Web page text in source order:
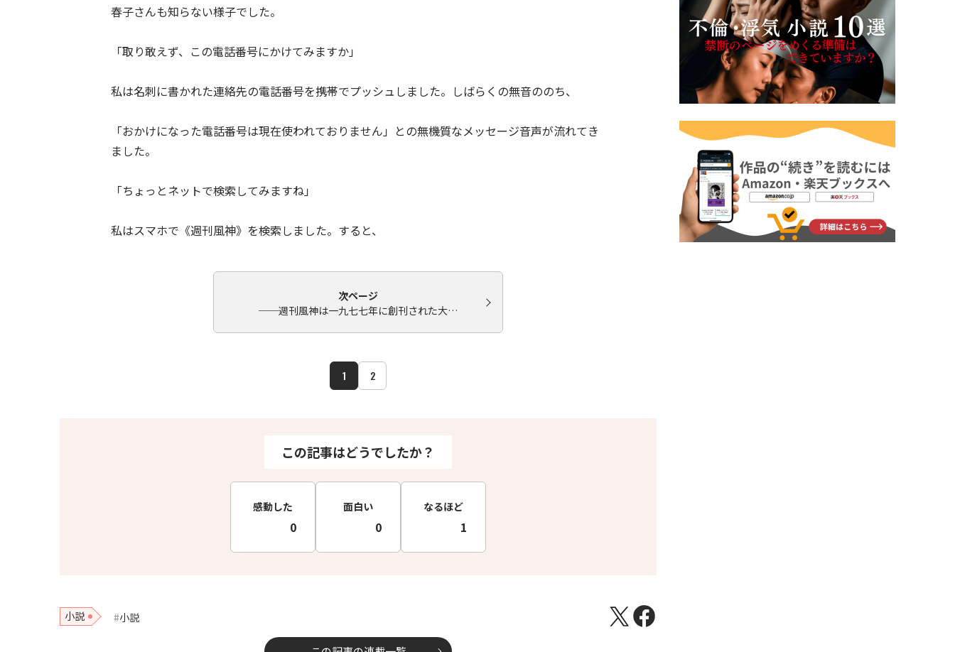
春子さんも知らない様子でした。
「取り敢えず、この電話番号にかけてみますか」
私は名刺に書かれた連絡先の電話番号を携帯でプッシュしました。しばらくの無音ののち、
「おかけになった電話番号は現在使われておりません」との無機質なメッセージ音声が流れてき
ました。
「ちょっとネットで検索してみますね」
私はスマホで《週刊風神》を検索しました。すると、
次ページ
──週刊風神は一九七七年に創刊された大…
1 2
この記事はどうでしたか？
感動した
0
面白い
0
なるほど
1
小説 小説